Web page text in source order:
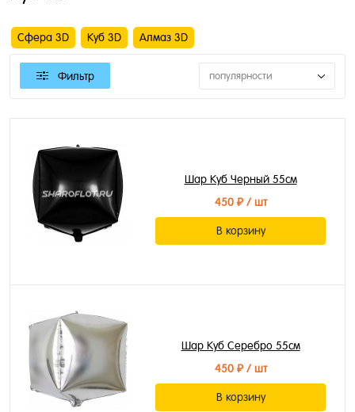
Сфера 3D Куб 3D Алмаз 3D
Фильтр популярности
Шар Куб Черный 55см
450 ₽/ шт
В корзину
Шар Куб Серебро 55см
450 ₽/ шт
В корзину